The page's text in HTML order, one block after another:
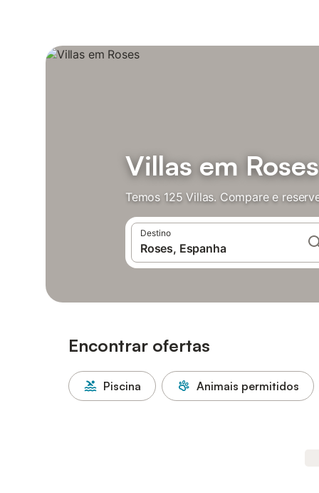
Villas em Roses
Temos 125 Villas. Compare e
Destino
Encontrar ofertas
Piscina Animais permitidos